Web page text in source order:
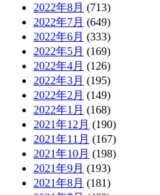
2022年8月 (713)
2022年7月 (649)
2022年6月 (333)
2022年5月 (169)
2022年4月 (126)
2022年3月 (195)
2022年2月 (149)
2022年1月 (168)
2021年12月 (190)
2021年11月 (167)
2021年10月 (198)
2021年9月 (193)
2021年8月 (181)